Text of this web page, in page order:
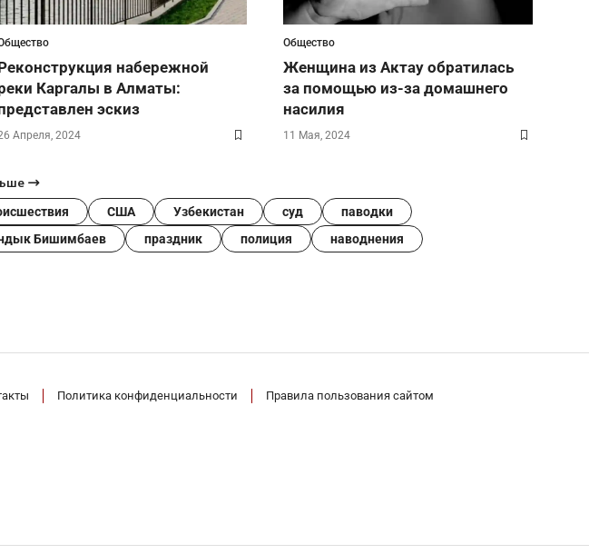
набережной
Каргалы в Алматы:
эскиз
Апреля, 2024
Общество
Женщина из Актау обратилась
за помощью из-за домашнего
насилия
11 Мая, 2024
США Узбекистан суд
паводки
Бишимбаев праздник полиция
наводнения
Политика конфиденциальности Правила пользования сайтом